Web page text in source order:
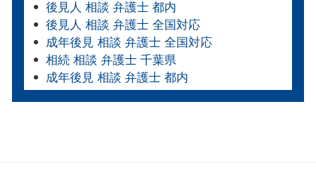
後見人 相談 弁護士 都内
後見人 相談 弁護士 全国対応
成年後見 相談 弁護士 全国対応
相続 相談 弁護士 千葉県
成年後見 相談 弁護士 都内